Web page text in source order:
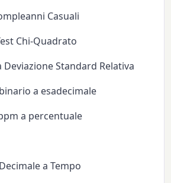
Casuali
Chi-Quadrato
Deviazione Standard Relativa
a esadecimale
a percentuale
a Tempo